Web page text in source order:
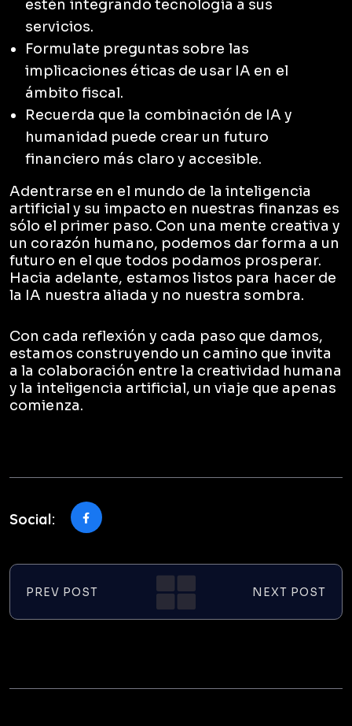
estén integrando tecnología a sus
servicios.
Formulate preguntas sobre las
implicaciones éticas de usar IA en el
ámbito fiscal.
Recuerda que la combinación de IA y
humanidad puede crear un futuro
financiero más claro y accesible.
Adentrarse en el mundo de la inteligencia
artificial y su impacto en nuestras finanzas es
sólo el primer paso. Con una mente creativa y
un corazón humano, podemos dar forma a un
futuro en el que todos podamos prosperar.
Hacia adelante, estamos listos para hacer de
la IA nuestra aliada y no nuestra sombra.
Con cada reflexión y cada paso que damos,
estamos construyendo un camino que invita
a la colaboración entre la creatividad humana
y la inteligencia artificial, un viaje que apenas
comienza.
Social:
PREV POST NEXT POST